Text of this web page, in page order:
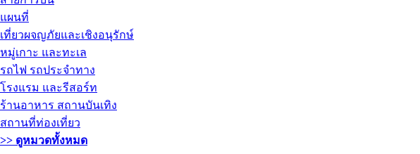
แผนที่
เที่ยวผจญภัยและเชิงอนุรักษ์
หมู่เกาะ และทะเล
รถไฟ รถประจำทาง
โรงแรม และรีสอร์ท
ร้านอาหาร สถานบันเทิง
สถานที่ท่องเที่ยว
>> ดูหมวดทั้งหมด